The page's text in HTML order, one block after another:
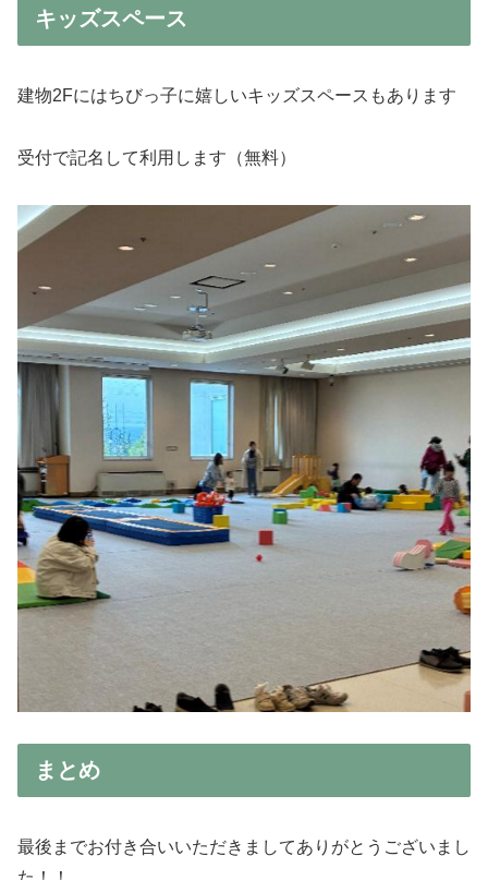
キッズスペース
建物2Fにはちびっ子に嬉しいキッズスペースもあります
受付で記名して利用します（無料）
まとめ
最後までお付き合いいただきましてありがとうございまし